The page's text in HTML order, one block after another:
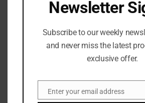
lebih keras.”
Sadegh Zibakalam, seorang
Universitas Teheran, mengatakan
Iran mungkin menolak tindakan
“Beberapa pemimpin Iran –
Newsletter
Subscribe to our weekly
and never miss the latest
exclusive offer.
EmailEnter your email address